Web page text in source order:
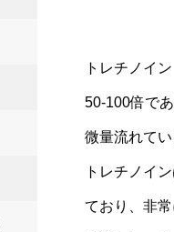
トレチノイ
50-100倍で
微量流れて
トレチノイ
ており、非